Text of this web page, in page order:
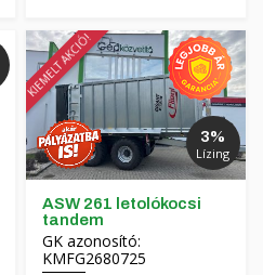
KIEMELT AKCIÓ!
3%
Lízing
ASW 261 letolókocsi
tandem
GK azonosító:
KMFG2680725